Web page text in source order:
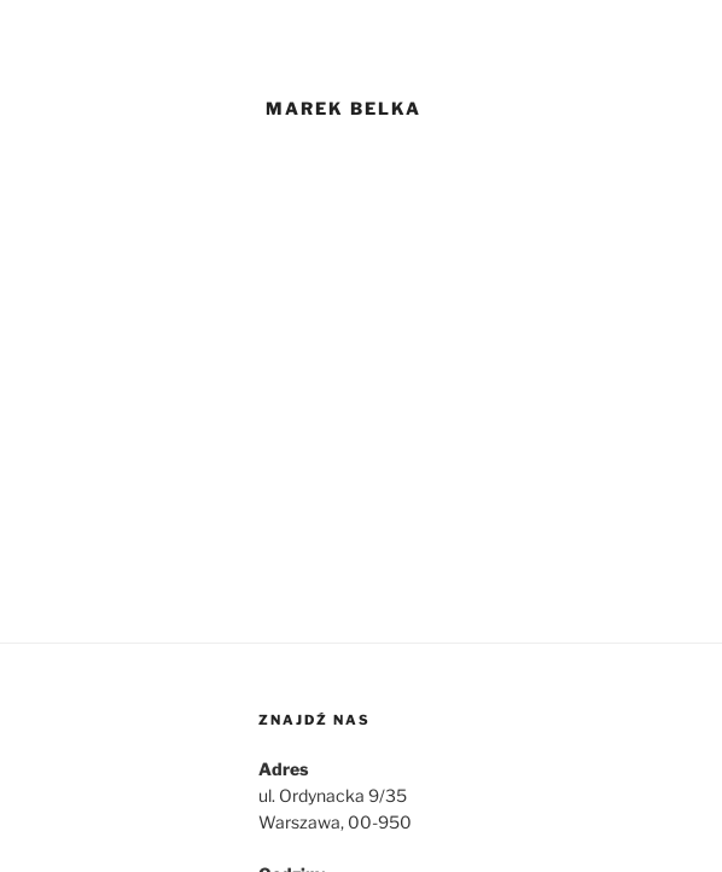
MAREK BELKA
ZNAJDŹ NAS
Adres
ul. Ordynacka 9/35
Warszawa, 00-950